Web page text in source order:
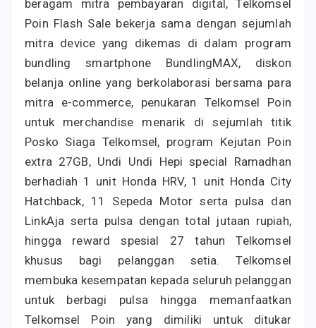
beragam mitra pembayaran digital, Telkomsel
Poin Flash Sale bekerja sama dengan sejumlah
mitra device yang dikemas di dalam program
bundling smartphone BundlingMAX, diskon
belanja online yang berkolaborasi bersama para
mitra e-commerce, penukaran Telkomsel Poin
untuk merchandise menarik di sejumlah titik
Posko Siaga Telkomsel, program Kejutan Poin
extra 27GB, Undi Undi Hepi special Ramadhan
berhadiah 1 unit Honda HRV, 1 unit Honda City
Hatchback, 11 Sepeda Motor serta pulsa dan
LinkAja serta pulsa dengan total jutaan rupiah,
hingga reward spesial 27 tahun Telkomsel
khusus bagi pelanggan setia. Telkomsel
membuka kesempatan kepada seluruh pelanggan
untuk berbagi pulsa hingga memanfaatkan
Telkomsel Poin yang dimiliki untuk ditukar